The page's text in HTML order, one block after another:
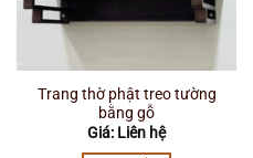
Trang thờ phật treo tường
bằng gỗ
Giá: Liên hệ